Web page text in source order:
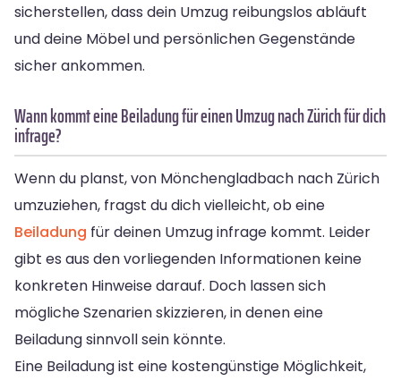
sicherstellen, dass dein Umzug reibungslos abläuft
und deine Möbel und persönlichen Gegenstände
sicher ankommen.
Wann kommt eine Beiladung für einen Umzug nach Zürich für dich
infrage?
Wenn du planst, von Mönchengladbach nach Zürich
umzuziehen, fragst du dich vielleicht, ob eine
Beiladung für deinen Umzug infrage kommt. Leider
gibt es aus den vorliegenden Informationen keine
konkreten Hinweise darauf. Doch lassen sich
mögliche Szenarien skizzieren, in denen eine
Beiladung sinnvoll sein könnte.
Eine Beiladung ist eine kostengünstige Möglichkeit,